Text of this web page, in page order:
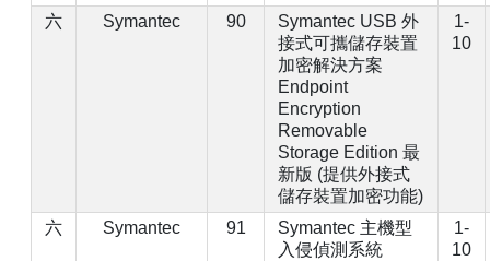
六 Symantec 90
Symantec USB 外
接式可攜儲存裝置
加密解決方案
Endpoint
Encryption
Removable
Storage Edition 最
新版 (提供外接式
儲存裝置加密功能)
1-
10
六 Symantec 91
Symantec 主機型
入侵偵測系統
1-
10